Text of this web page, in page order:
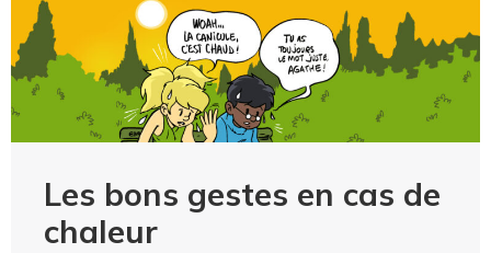
Les bons gestes en cas de
chaleur